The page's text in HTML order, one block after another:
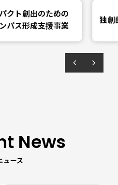
動を紹介
News
ュース